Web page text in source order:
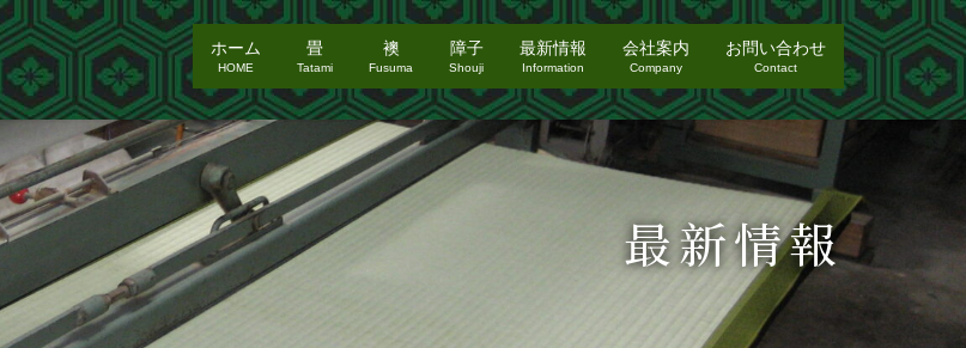
ホーム
HOME
畳
Tatami
襖
Fusuma
障子
Shouji
最新情報
Information
会社案内
Company
お問い合わせ
Contact
最新情報